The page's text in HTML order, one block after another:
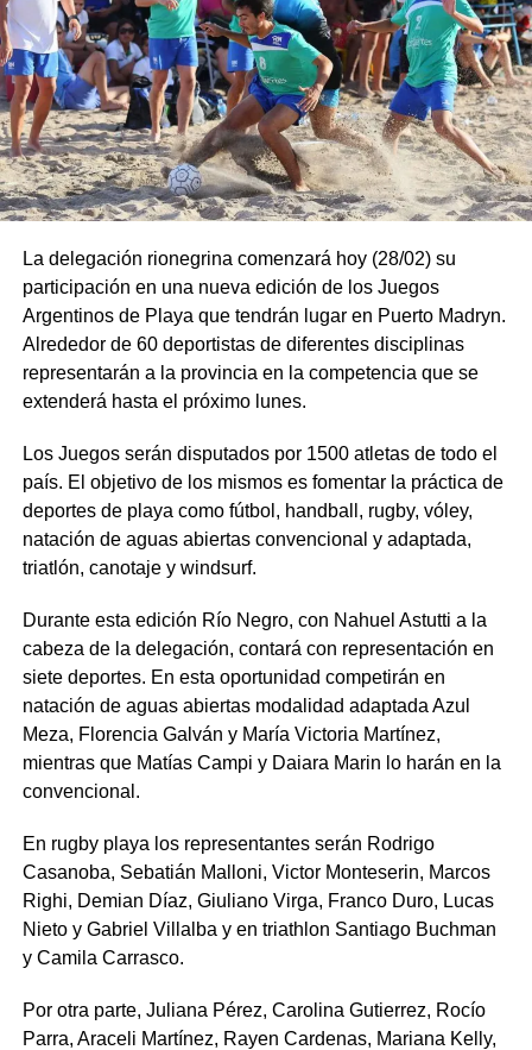
La delegación rionegrina comenzará hoy (28/02) su
participación en una nueva edición de los Juegos
Argentinos de Playa que tendrán lugar en Puerto Madryn.
Alrededor de 60 deportistas de diferentes disciplinas
representarán a la provincia en la competencia que se
extenderá hasta el próximo lunes.
Los Juegos serán disputados por 1500 atletas de todo el
país. El objetivo de los mismos es fomentar la práctica de
deportes de playa como fútbol, handball, rugby, vóley,
natación de aguas abiertas convencional y adaptada,
triatlón, canotaje y windsurf.
Durante esta edición Río Negro, con Nahuel Astutti a la
cabeza de la delegación, contará con representación en
siete deportes. En esta oportunidad competirán en
natación de aguas abiertas modalidad adaptada Azul
Meza, Florencia Galván y María Victoria Martínez,
mientras que Matías Campi y Daiara Marin lo harán en la
convencional.
En rugby playa los representantes serán Rodrigo
Casanoba, Sebatián Malloni, Victor Monteserin, Marcos
Righi, Demian Díaz, Giuliano Virga, Franco Duro, Lucas
Nieto y Gabriel Villalba y en triathlon Santiago Buchman
y Camila Carrasco.
Por otra parte, Juliana Pérez, Carolina Gutierrez, Rocío
Parra, Araceli Martínez, Rayen Cardenas, Mariana Kelly,